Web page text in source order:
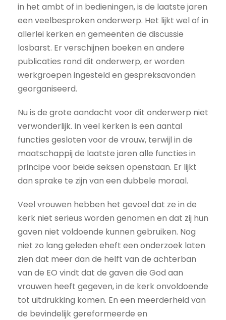
in het ambt of in bedieningen, is de laatste jaren
een veelbesproken onderwerp. Het lijkt wel of in
allerlei kerken en gemeenten de discussie
losbarst. Er verschijnen boeken en andere
publicaties rond dit onderwerp, er worden
werkgroepen ingesteld en gespreksavonden
georganiseerd.
Nu is de grote aandacht voor dit onderwerp niet
verwonderlijk. In veel kerken is een aantal
functies gesloten voor de vrouw, terwijl in de
maatschappij de laatste jaren alle functies in
principe voor beide seksen openstaan. Er lijkt
dan sprake te zijn van een dubbele moraal.
Veel vrouwen hebben het gevoel dat ze in de
kerk niet serieus worden genomen en dat zij hun
gaven niet voldoende kunnen gebruiken. Nog
niet zo lang geleden eheft een onderzoek laten
zien dat meer dan de helft van de achterban
van de EO vindt dat de gaven die God aan
vrouwen heeft gegeven, in de kerk onvoldoende
tot uitdrukking komen. En een meerderheid van
de bevindelijk gereformeerde en